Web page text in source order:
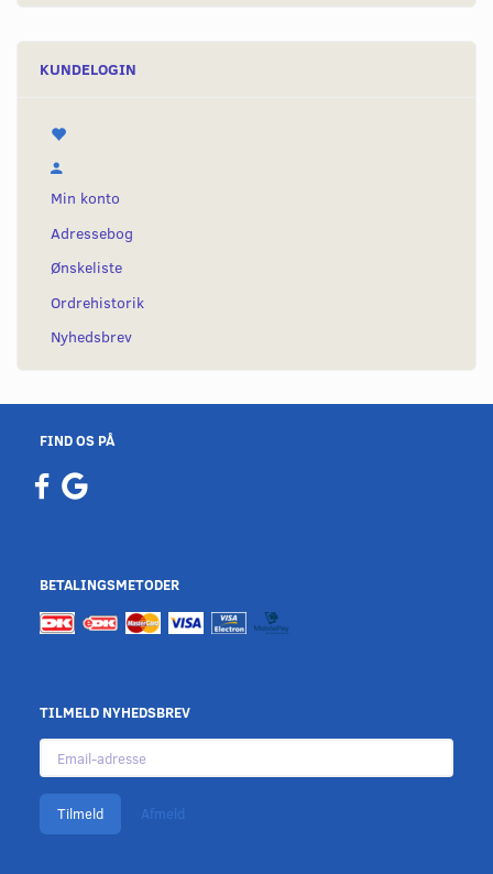
KUNDELOGIN
Min konto
Adressebog
Ønskeliste
Ordrehistorik
Nyhedsbrev
FIND OS PÅ
BETALINGSMETODER
TILMELD NYHEDSBREV
Email-
adresse
Tilmeld Afmeld